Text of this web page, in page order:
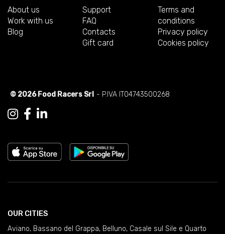
About us
Work with us
Blog
Support
FAQ
Contacts
Gift card
Terms and
conditions
Privacy policy
Cookies policy
© 2026 Food Racers Srl - P.IVA IT04743500268
OUR CITIES
Aviano, Bassano del Grappa, Belluno, Casale sul Sile e Quarto